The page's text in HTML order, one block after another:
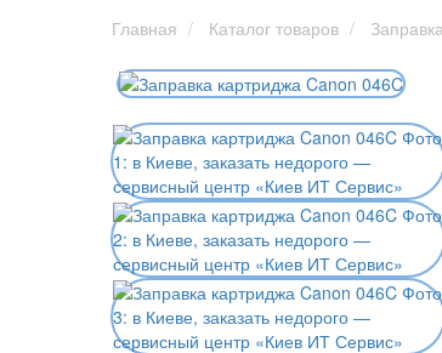
Главная Каталог товаров